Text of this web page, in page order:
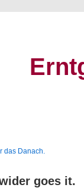
das Danach.
goes it.